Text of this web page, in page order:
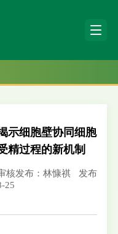
示细胞壁协同细胞
精过程的新机制
核发布：林慷祺
发布
25